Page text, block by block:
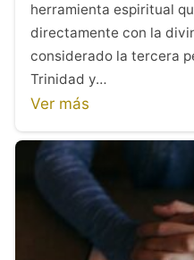
herramienta espiritual
directamente con la
considerado la tercera
Trinidad y…
Ver más